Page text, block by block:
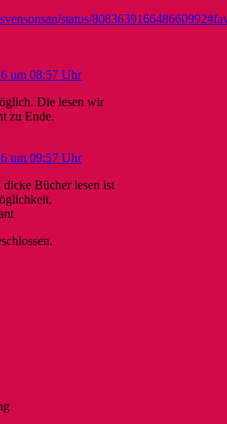
status/
um 08:57 Uhr
Die lesen wir
zu Ende.
um 09:57 Uhr
Bücher lesen ist